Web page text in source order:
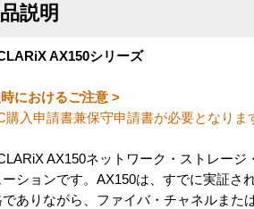
説明
AX150シリーズ
におけるご注意 >
購入申請書兼保守申請書が必要となりま
AX150ネットワーク・ストレー
ーションです。AX150は、すでに実証さ
ありながら、ファイバ・チャネルまた